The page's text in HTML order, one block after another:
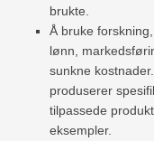
brukte.
Å bruke
lønn,
sunkne
produserer
tilpassede
eksempler.